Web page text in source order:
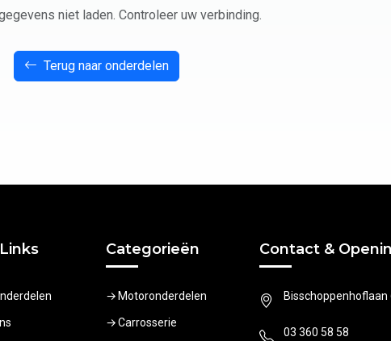
niet laden. Controleer uw verbinding.
Terug naar onderdelen
Categorieën
Motoronderdelen
Carrosserie
Contact &
03 360 58 58